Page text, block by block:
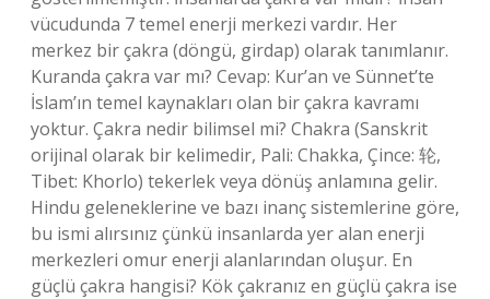
vücudunda 7 temel enerji merkezi vardır. Her
merkez bir çakra (döngü, girdap) olarak tanımlanır.
Kuranda çakra var mı? Cevap: Kur’an ve Sünnet’te
İslam’ın temel kaynakları olan bir çakra kavramı
yoktur. Çakra nedir bilimsel mi? Chakra (Sanskrit
orijinal olarak bir kelimedir, Pali: Chakka, Çince: 轮,
Tibet: Khorlo) tekerlek veya dönüş anlamına gelir.
Hindu geleneklerine ve bazı inanç sistemlerine göre,
bu ismi alırsınız çünkü insanlarda yer alan enerji
merkezleri omur enerji alanlarından oluşur. En
güçlü çakra hangisi? Kök çakranız en güçlü çakra ise